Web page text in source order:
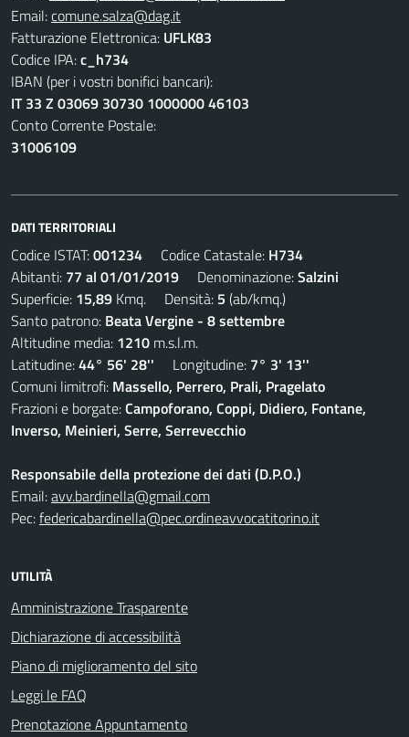
Email:comune.salza@dag.it
Fatturazione Elettronica: UFLK83
Codice IPA:c_h734
IBAN (per i vostri bonifici bancari):
IT 33 Z 03069 30730 1000000 46103
Conto Corrente Postale:
31006109
DATI TERRITORIALI
Codice ISTAT:001234 Codice Catastale: H734
Abitanti: 77 al 01/01/2019 Denominazione:Salzini
Superficie: 15,89 Kmq. Densità: 5 (ab/kmq.)
Santo patrono: Beata Vergine - 8 settembre
Altitudine media: 1210 m.s.l.m.
Latitudine:44° 56' 28'' Longitudine: 7° 3' 13''
Comuni limitrofi: Massello, Perrero, Prali, Pragelato
Frazioni e borgate:Campoforano, Coppi, Didiero, Fontane,
Inverso, Meinieri, Serre, Serrevecchio
Responsabile della protezione dei dati (D.P.O.)
Email:avv.bardinella@gmail.com
Pec:federicabardinella@pec.ordineavvocatitorino.it
UTILITÀ
Amministrazione Trasparente
Dichiarazione di accessibilità
Piano di miglioramento del sito
Leggi le FAQ
Prenotazione Appuntamento